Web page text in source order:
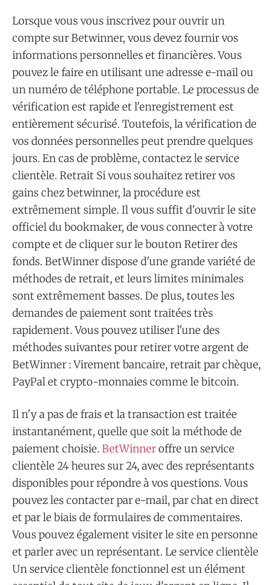
Lorsque vous vous inscrivez pour ouvrir un
compte sur Betwinner, vous devez fournir vos
informations personnelles et financières. Vous
pouvez le faire en utilisant une adresse e-mail ou
un numéro de téléphone portable. Le processus de
vérification est rapide et l'enregistrement est
entièrement sécurisé. Toutefois, la vérification de
vos données personnelles peut prendre quelques
jours. En cas de problème, contactez le service
clientèle. Retrait Si vous souhaitez retirer vos
gains chez betwinner, la procédure est
extrêmement simple. Il vous suffit d'ouvrir le site
officiel du bookmaker, de vous connecter à votre
compte et de cliquer sur le bouton Retirer des
fonds. BetWinner dispose d'une grande variété de
méthodes de retrait, et leurs limites minimales
sont extrêmement basses. De plus, toutes les
demandes de paiement sont traitées très
rapidement. Vous pouvez utiliser l'une des
méthodes suivantes pour retirer votre argent de
BetWinner : Virement bancaire, retrait par chèque,
PayPal et crypto-monnaies comme le bitcoin.
Il n'y a pas de frais et la transaction est traitée
instantanément, quelle que soit la méthode de
paiement choisie. BetWinneroffre un service
clientèle 24 heures sur 24, avec des représentants
disponibles pour répondre à vos questions. Vous
pouvez les contacter par e-mail, par chat en direct
et par le biais de formulaires de commentaires.
Vous pouvez également visiter le site en personne
et parler avec un représentant. Le service clientèle
Un service clientèle fonctionnel est un élément